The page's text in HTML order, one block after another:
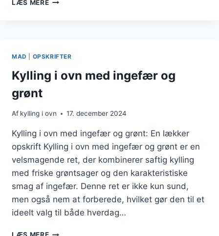
LÆS MERE
MAD OPSKRIFTER
Kylling i ovn med ingefær og
grønt
Af kylling i ovn 17. december 2024
Kylling i ovn med ingefær og grønt: En lækker
opskrift Kylling i ovn med ingefær og grønt er en
velsmagende ret, der kombinerer saftig kylling
med friske grøntsager og den karakteristiske
smag af ingefær. Denne ret er ikke kun sund,
men også nem at forberede, hvilket gør den til et
ideelt valg til både hverdag…
KYLLING